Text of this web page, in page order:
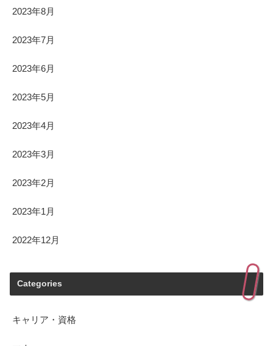
2023年8月
2023年7月
2023年6月
2023年5月
2023年4月
2023年3月
2023年2月
2023年1月
2022年12月
Categories
キャリア・資格